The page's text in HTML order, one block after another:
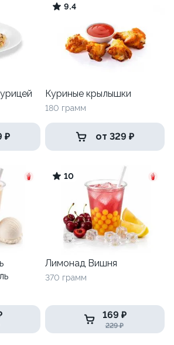
₽
9.4
Куриные крылышки
180 грамм
от 329 ₽
10
Лимонад Вишня
370 грамм
169 ₽
229 ₽